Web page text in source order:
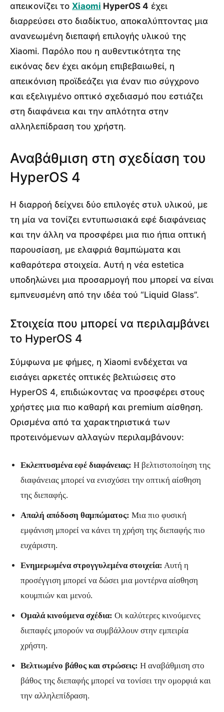
απεικονίζει το Xiaomi HyperOS 4 έχει
διαρρεύσει στο διαδίκτυο, αποκαλύπτοντας μια
ανανεωμένη διεπαφή επιλογής υλικού της
Xiaomi. Παρόλο που η αυθεντικότητα της
εικόνας δεν έχει ακόμη επιβεβαιωθεί, η
απεικόνιση προϊδεάζει για έναν πιο σύγχρονο
και εξελιγμένο οπτικό σχεδιασμό που εστιάζει
στη διαφάνεια και την απλότητα στην
αλληλεπίδραση του χρήστη.
Αναβάθμιση στη σχεδίαση του
HyperOS 4
Η διαρροή δείχνει δύο επιλογές στυλ υλικού, με
τη μία να τονίζει εντυπωσιακά εφέ διαφάνειας
και την άλλη να προσφέρει μια πιο ήπια οπτική
παρουσίαση, με ελαφριά θαμπώματα και
καθαρότερα στοιχεία. Αυτή η νέα estetica
υποδηλώνει μια προσαρμογή που μπορεί να είναι
εμπνευσμένη από την ιδέα τού “Liquid Glass”.
Στοιχεία που μπορεί να περιλαμβάνει
το HyperOS 4
Σύμφωνα με φήμες, η Xiaomi ενδέχεται να
εισάγει αρκετές οπτικές βελτιώσεις στο
HyperOS 4, επιδιώκοντας να προσφέρει στους
χρήστες μια πιο καθαρή και premium αίσθηση.
Ορισμένα από τα χαρακτηριστικά των
προτεινόμενων αλλαγών περιλαμβάνουν:
Εκλεπτυσμένα εφέ διαφάνειας: Η βελτιστοποίηση της
διαφάνειας μπορεί να ενισχύσει την οπτική αίσθηση
της διεπαφής.
Απαλή απόδοση θαμπώματος: Μια πιο φυσική
εμφάνιση μπορεί να κάνει τη χρήση της διεπαφής πιο
ευχάριστη.
Ενημερωμένα στρογγυλεμένα στοιχεία: Αυτή η
προσέγγιση μπορεί να δώσει μια μοντέρνα αίσθηση
κουμπιών και μενού.
Ομαλά κινούμενα σχέδια: Οι καλύτερες κινούμενες
διεπαφές μπορούν να συμβάλλουν στην εμπειρία
χρήστη.
Βελτιωμένο βάθος και στρώσεις: Η αναβάθμιση στο
βάθος της διεπαφής μπορεί να τονίσει την ομορφιά και
την αλληλεπίδραση.